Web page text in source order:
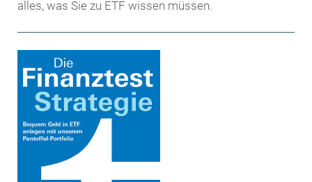
alles, was Sie zu ETF wissen müssen.